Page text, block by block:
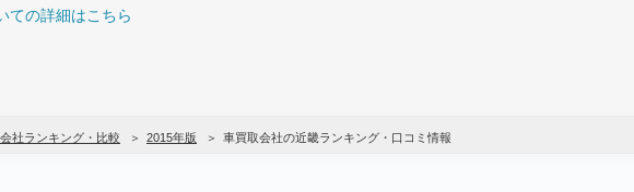
の詳細はこちら
社ランキング・比較 2015年版 車買取会社の近畿ランキング・口コミ情報